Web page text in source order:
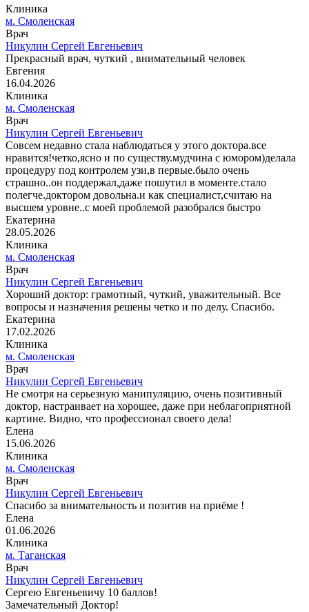
Клиника
м. Смоленская
Врач
Никулин Сергей Евгеньевич
Прекрасный врач, чуткий , внимательный человек
Евгения
16.04.2026
Клиника
м. Смоленская
Врач
Никулин Сергей Евгеньевич
Совсем недавно стала наблюдаться у этого доктора.все
нравится!четко,ясно и по существу.мудчина с юмором)делала
процедуру под контролем узи,в первые.было очень
страшно..он поддержал,даже пошутил в моменте.стало
полегче.доктором довольна.и как специалист,считаю на
высшем уровне..с моей проблемой разобрался быстро
Екатерина
28.05.2026
Клиника
м. Смоленская
Врач
Никулин Сергей Евгеньевич
Хороший доктор: грамотный, чуткий, уважительный. Все
вопросы и назначения решены четко и по делу. Спасибо.
Екатерина
17.02.2026
Клиника
м. Смоленская
Врач
Никулин Сергей Евгеньевич
Не смотря на серьезную манипуляцию, очень позитивный
доктор, настраивает на хорошее, даже при неблагоприятной
картине. Видно, что профессионал своего дела!
Елена
15.06.2026
Клиника
м. Смоленская
Врач
Никулин Сергей Евгеньевич
Спасибо за внимательность и позитив на приёме !
Елена
01.06.2026
Клиника
м. Таганская
Врач
Никулин Сергей Евгеньевич
Сергею Евгеньевичу 10 баллов!
Замечательный Доктор!